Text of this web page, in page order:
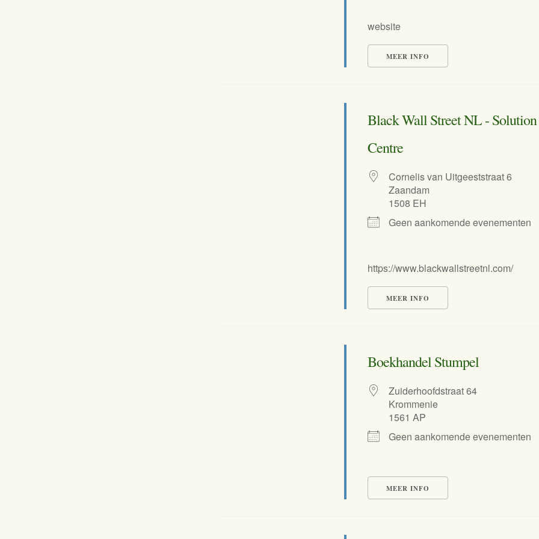
website
MEER INFO
Black Wall Street NL -
Centre
Cornelis van Uitgeeststraat 6
Zaandam
1508 EH
Geen aankomende evenementen
https://www.blackwallstreetnl.com/
MEER INFO
Boekhandel Stumpel
Zuiderhoofdstraat 64
Krommenie
1561 AP
Geen aankomende evenementen
MEER INFO